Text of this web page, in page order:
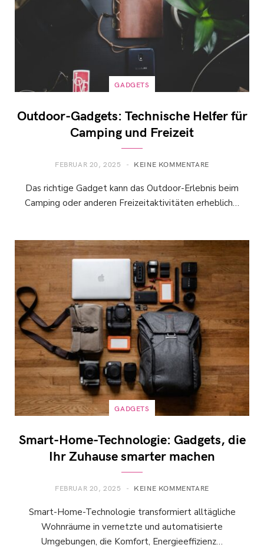
GADGETS
Outdoor-Gadgets: Technische Helfer für
Camping und Freizeit
FEBRUAR 20, 2025 KEINE KOMMENTARE
Das richtige Gadget kann das Outdoor-Erlebnis beim
Camping oder anderen Freizeitaktivitäten erheblich…
GADGETS
Smart-Home-Technologie: Gadgets, die
Ihr Zuhause smarter machen
FEBRUAR 20, 2025 KEINE KOMMENTARE
Smart-Home-Technologie transformiert alltägliche
Wohnräume in vernetzte und automatisierte
Umgebungen, die Komfort, Energieeffizienz…